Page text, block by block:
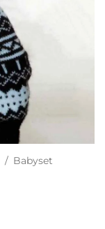
/ Babyset